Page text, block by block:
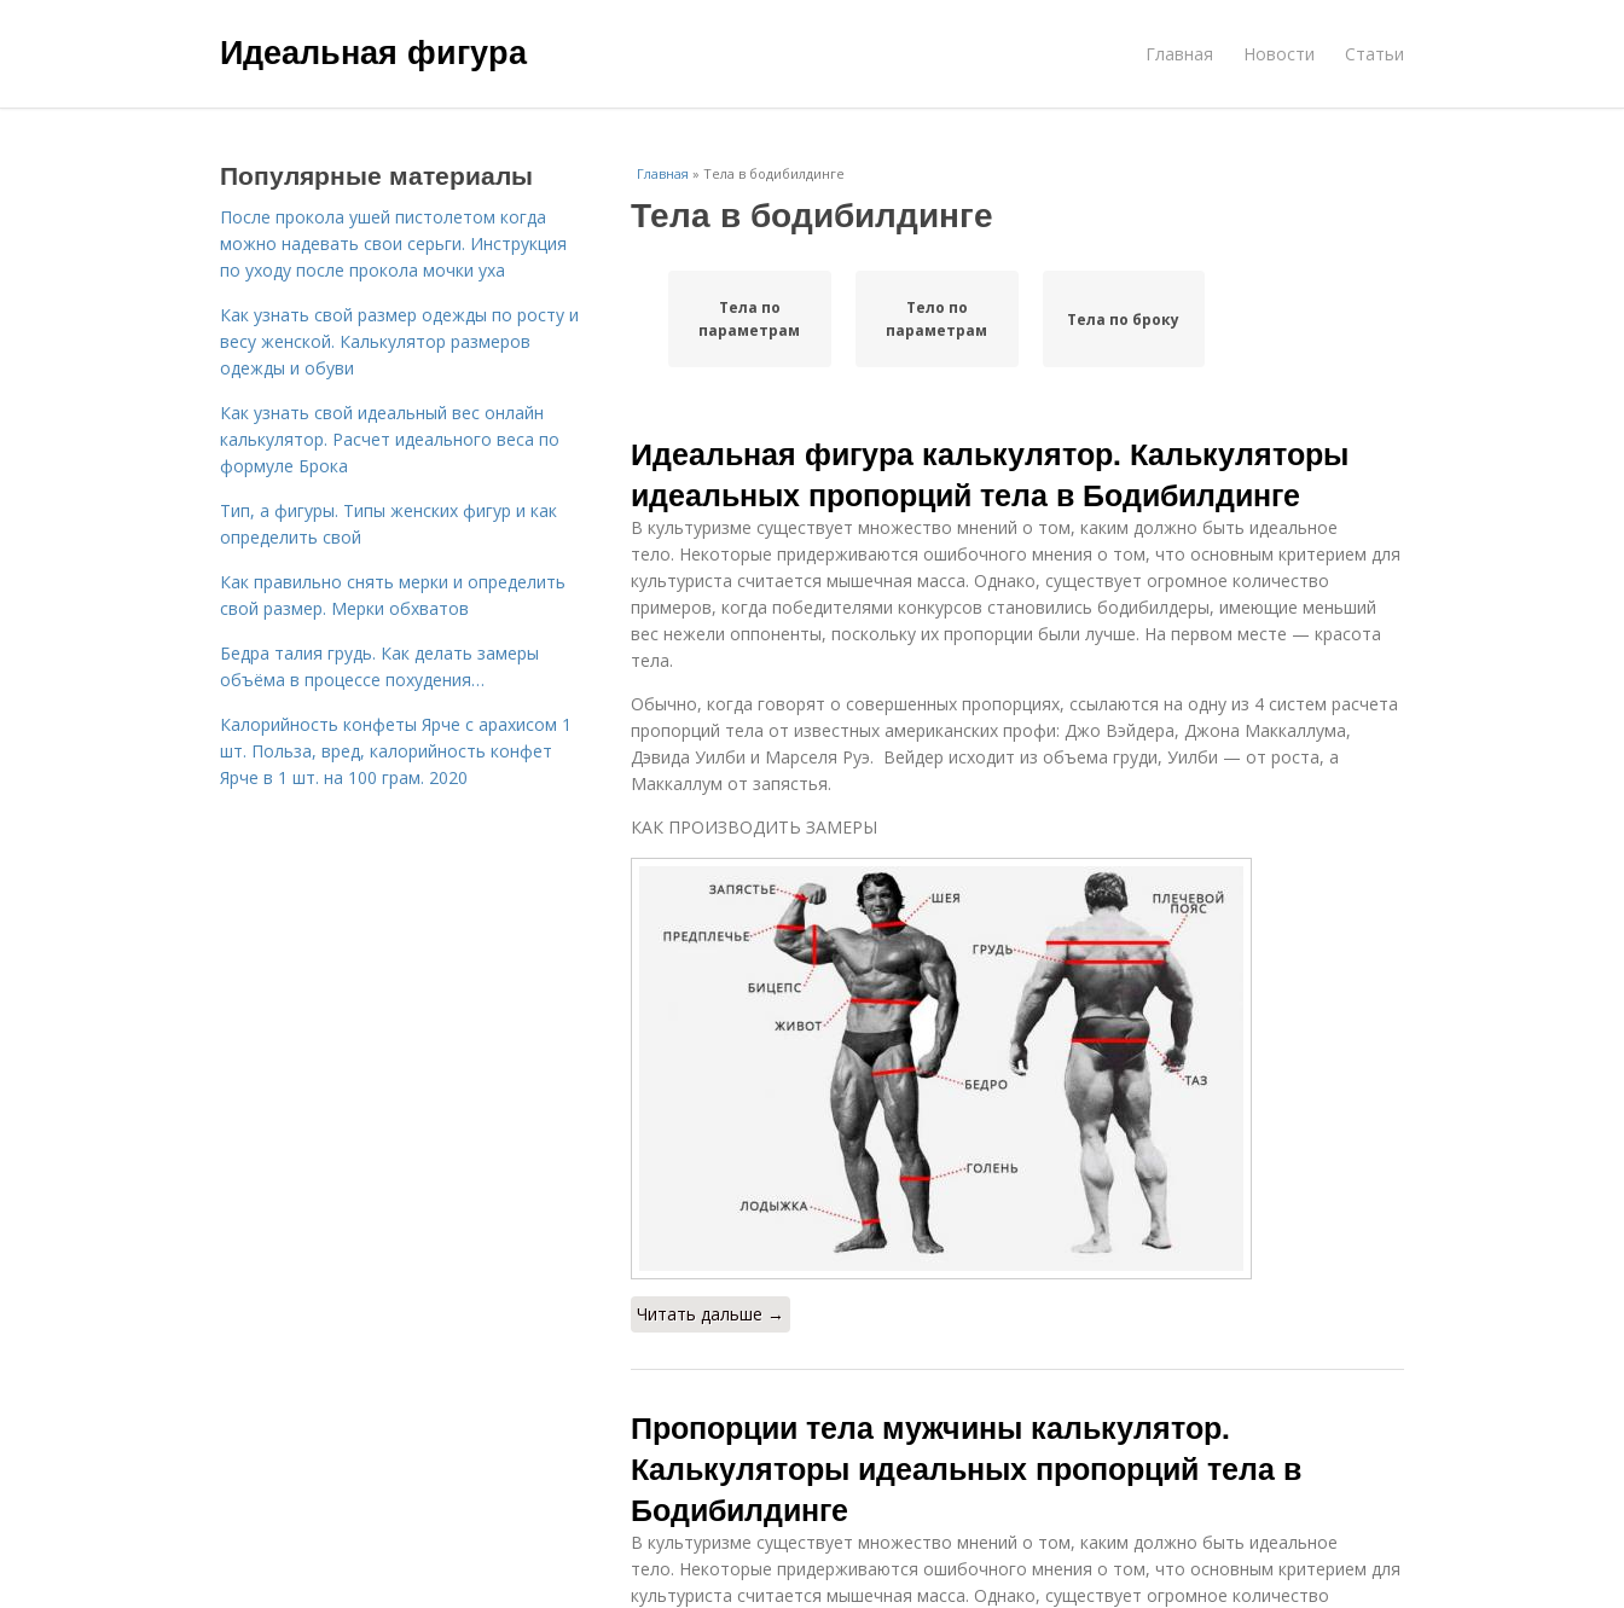
Идеальная фигура Главная Новости Статьи
Главная » Тела в бодибилдинге
Тела в бодибилдинге
Тела по
параметрам
Тело по
параметрам
Тела по броку
Идеальная фигура калькулятор. Калькуляторы
идеальных пропорций тела в Бодибилдинге
В культуризме существует множество мнений о том, каким должно быть идеальное
тело. Некоторые придерживаются ошибочного мнения о том, что основным критерием для
культуриста считается мышечная масса. Однако, существует огромное количество
примеров, когда победителями конкурсов становились бодибилдеры, имеющие меньший
вес нежели оппоненты, поскольку их пропорции были лучше. На первом месте — красота
тела.
Обычно, когда говорят о совершенных пропорциях, ссылаются на одну из 4 систем расчета
пропорций тела от известных американских профи: Джо Вэйдера, Джона Маккаллума,
Дэвида Уилби и Марселя Руэ. Вейдер исходит из объема груди, Уилби — от роста, а
Маккаллум от запястья.
КАК ПРОИЗВОДИТЬ ЗАМЕРЫ
Читать дальше →
Пропорции тела мужчины калькулятор.
Калькуляторы идеальных пропорций тела в
Бодибилдинге
В культуризме существует множество мнений о том, каким должно быть идеальное
тело. Некоторые придерживаются ошибочного мнения о том, что основным критерием для
культуриста считается мышечная масса. Однако, существует огромное количество
Популярные материалы
После прокола ушей пистолетом когда
можно надевать свои серьги. Инструкция
по уходу после прокола мочки уха
Как узнать свой размер одежды по росту и
весу женской. Калькулятор размеров
одежды и обуви
Как узнать свой идеальный вес онлайн
калькулятор. Расчет идеального веса по
формуле Брока
Тип, а фигуры. Типы женских фигур и как
определить свой
Как правильно снять мерки и определить
свой размер. Мерки обхватов
Бедра талия грудь. Как делать замеры
объёма в процессе похудения…
Калорийность конфеты Ярче с арахисом 1
шт. Польза, вред, калорийность конфет
Ярче в 1 шт. на 100 грам. 2020